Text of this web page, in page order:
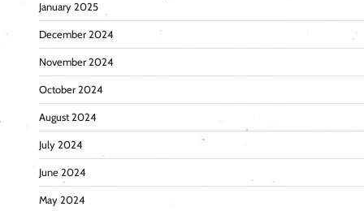
January 2025
December 2024
November 2024
October 2024
August 2024
July 2024
June 2024
May 2024